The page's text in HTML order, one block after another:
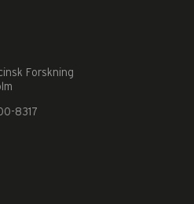
Forskning
8317